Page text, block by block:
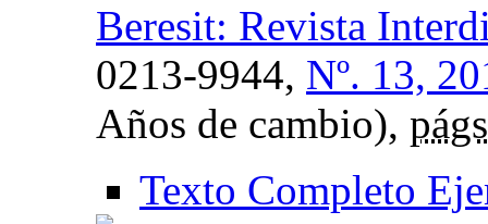
Beresit: Revista
0213-9944, Nº. 13,
Años de cambio),
Texto Completo